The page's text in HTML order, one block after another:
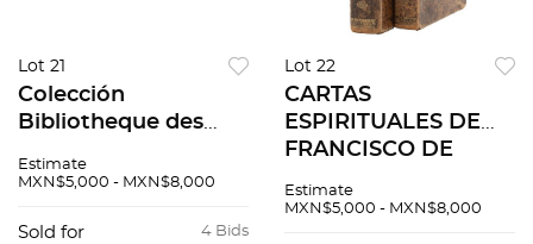
Lot 21
Colección
Bibliotheque des
Librairie de L.
1868 - 1889.
Estimate
MXN$5,000 - MXN$8,000
4 Bids
Sold for
Lot 22
CARTAS
ESPIRITUALES DE
FRANCISCO DE
PRÍNCIPE DE
Estimate
MXN$5,000 - MXN$8,000